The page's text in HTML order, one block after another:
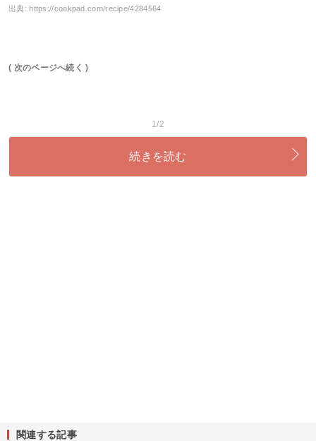
出典:https://cookpad.com/recipe/4284564
( 次のページへ続く )
1/2
続きを読む
関連する記事